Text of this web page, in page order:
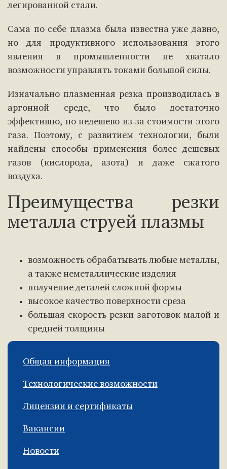
легированной стали.
Сама по себе плазма была известна уже давно,
но для продуктивного использования этого
явления в промышленности не хватало
возможности управлять токами большой силы.
Изначально плазменная резка производилась в
аргонной среде, что было достаточно
эффективно, но недешево из-за стоимости этого
газа. Поэтому, с развитием технологии, были
найдены способы применения более дешевых
газов (кислорода, азота) и даже сжатого
воздуха.
Преимущества резки
металла струей плазмы
возможность обрабатывать любые металлы,
а также неметаллические изделия
получение деталей сложной формы
высокое качество поверхности среза
большая скорость резки заготовок малой и
средней толщины
Общая информация
Технологические возможности
Лицензии и сертификаты
Вакансии
Новости